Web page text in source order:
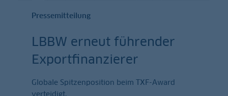
Pressemitteilung
LBBW erneut führender
Exportfinanzierer
Globale Spitzenposition beim TXF-Award
verteidigt.